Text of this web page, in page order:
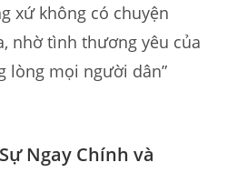
xứ không có chuyện
nhờ tình thương yêu của
lòng mọi người dân”
Ngay Chính và